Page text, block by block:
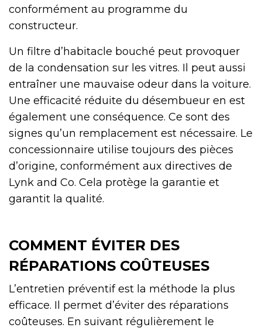
conformément au programme du
constructeur.
Un filtre d’habitacle bouché peut provoquer
de la condensation sur les vitres. Il peut aussi
entraîner une mauvaise odeur dans la voiture.
Une efficacité réduite du désembueur en est
également une conséquence. Ce sont des
signes qu’un remplacement est nécessaire. Le
concessionnaire utilise toujours des pièces
d’origine, conformément aux directives de
Lynk and Co. Cela protège la garantie et
garantit la qualité.
COMMENT ÉVITER DES
RÉPARATIONS COÛTEUSES
L’entretien préventif est la méthode la plus
efficace. Il permet d’éviter des réparations
coûteuses. En suivant régulièrement le